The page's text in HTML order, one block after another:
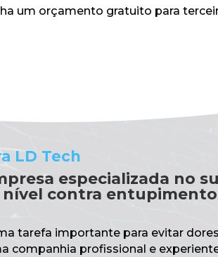
um orçamento gratuito para
LD Tech
especializada no
contra
tarefa importante para evitar
companhia profissional e